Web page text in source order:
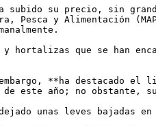
subido su precio, sin
Pesca y Alimentación
hortalizas que se han
**ha destacado
este año; no obstante,
unas leves bajadas